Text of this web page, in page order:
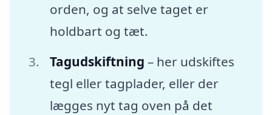
orden, og at selve taget er
holdbart og tæt.
Tagudskiftning – her udskiftes
tegl eller tagplader, eller der
lægges nyt tag oven på det